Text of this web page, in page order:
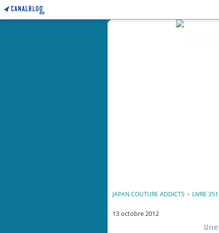
JAPAN COUTURE ADDICTS > LIVRE
13 octobre 2012